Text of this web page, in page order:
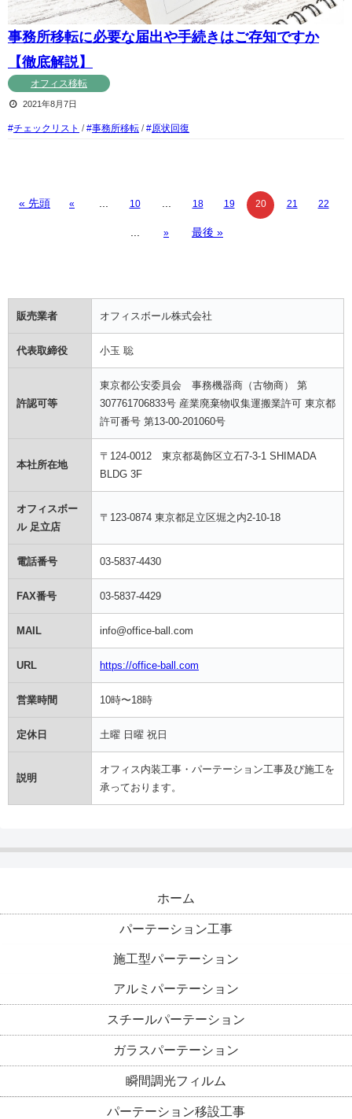
事務所移転に必要な届出や手続きはご存知ですか
【徹底解説】
オフィス移転
2021年8月7日
チェックリスト / 事務所移転 / 原状回復
« 先頭 « 10 18 19 20 21 22
» 最後 »
販売業者 オフィスボール株式会社
代表取締役 小玉 聡
許認可等
東京都公安委員会 事務機器商（古物商） 第
307761706833号 産業廃棄物収集運搬業許可 東京都
許可番号 第13-00-201060号
本社所在地
〒124-0012 東京都葛飾区立石7-3-1 SHIMADA
BLDG 3F
オフィスボー
ル 足立店
〒123-0874 東京都足立区堀之内2-10-18
電話番号 03-5837-4430
FAX番号 03-5837-4429
MAIL info@office-ball.com
URL https://office-ball.com
営業時間 10時〜18時
定休日 土曜 日曜 祝日
説明
オフィス内装工事・パーテーション工事及び施工を
承っております。
ホーム
パーテーション工事
施工型パーテーション
アルミパーテーション
スチールパーテーション
ガラスパーテーション
瞬間調光フィルム
パーテーション移設工事